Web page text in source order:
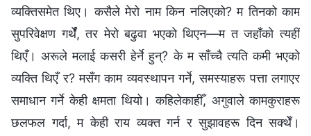
व्यक्तिसमेत थिए। कसैले मेरो नाम किन नलिएको? म तिनको काम
सुपरिवेक्षण गर्थेँ, तर मेरो बढुवा भएको थिएन—म त जहाँको त्यहीँ
थिएँ। अरूले मलाई कसरी हेर्ने हुन्? के म साँच्चै त्यति कमी भएको
व्यक्ति थिएँ र? मसँग काम व्यवस्थापन गर्ने, समस्याहरू पत्ता लगाएर
समाधान गर्ने केही क्षमता थियो। कहिलेकाहीँ, अगुवाले कामकुराहरू
छलफल गर्दा, म केही राय व्यक्त गर्न र सुझावहरू दिन सक्थेँ।